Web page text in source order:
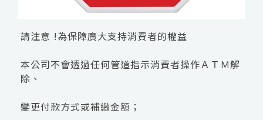
請注意 !為保障廣大支持消費者的權益
本公司不會透過任何管道指示消費者操作ＡＴＭ解
除、
變更付款方式或補繳金額；